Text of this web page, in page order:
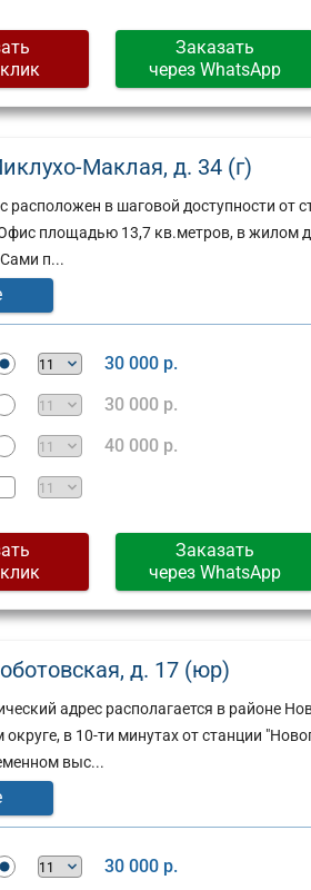
Заказать
через WhatsApp
Маклая, д. 34 (г)
расположен в шаговой доступности от
площадью 13,7 кв.метров, в жилом
п...
30 000 р.
30 000 р.
40 000 р.
Заказать
через WhatsApp
д. 17 (юр)
адрес располагается в районе
в 10-ти минутах от станции
выс...
30 000 р.